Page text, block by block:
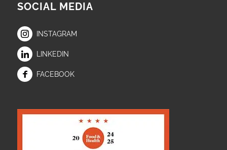
SOCIAL MEDIA
INSTAGRAM
LINKEDIN
FACEBOOK